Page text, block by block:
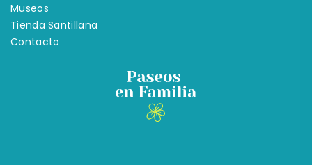
Museos
Tienda Santillana
Contacto